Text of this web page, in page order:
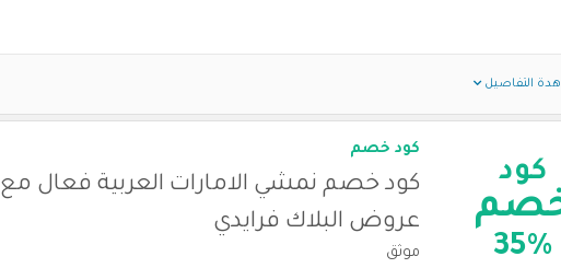
التفاصيل
كود
35%
كود خصم
كود خصم نمشي الامارات العربية فعال مع
عروض البلاك فرايدي
موثق